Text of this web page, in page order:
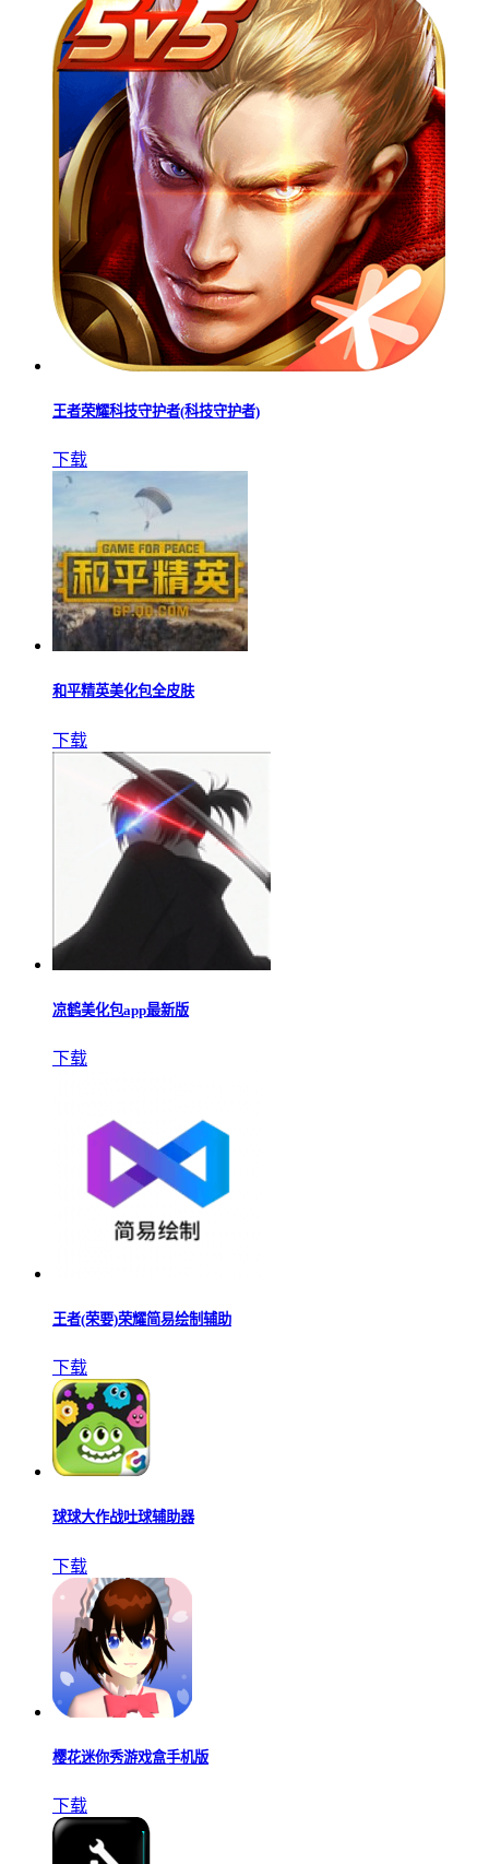
王者荣耀科技守护者(科技守护者)
下载
和平精英美化包全皮肤
下载
凉鹤美化包app最新版
下载
王者(荣要)荣耀简易绘制辅助
下载
球球大作战吐球辅助器
下载
樱花迷你秀游戏盒手机版
下载